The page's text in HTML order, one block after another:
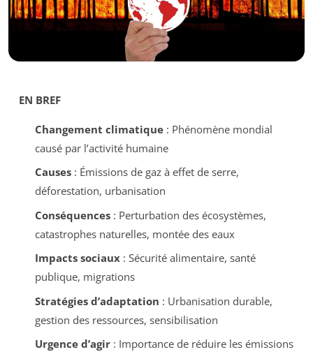
EN BREF
Changement climatique: Phénomène mondial
causé par l’activité humaine
Causes: Émissions de gaz à effet de serre,
déforestation, urbanisation
Conséquences: Perturbation des écosystèmes,
catastrophes naturelles, montée des eaux
Impacts sociaux: Sécurité alimentaire, santé
publique, migrations
Stratégies d’adaptation : Urbanisation durable,
gestion des ressources, sensibilisation
Urgence d’agir: Importance de réduire les émissions